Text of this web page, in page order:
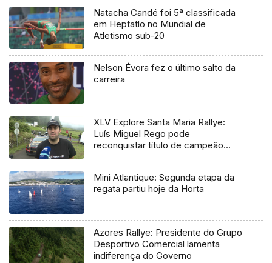
Natacha Candé foi 5ª classificada
em Heptatlo no Mundial de
Atletismo sub-20
Nelson Évora fez o último salto da
carreira
XLV Explore Santa Maria Rallye:
Luís Miguel Rego pode
reconquistar título de campeão
Mini Atlantique: Segunda etapa da
regata partiu hoje da Horta
Azores Rallye: Presidente do Grupo
Desportivo Comercial lamenta
indiferença do Governo